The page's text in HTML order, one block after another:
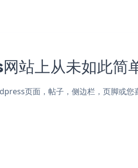
站上从未如此简
页面，帖子，侧边栏，页脚或您